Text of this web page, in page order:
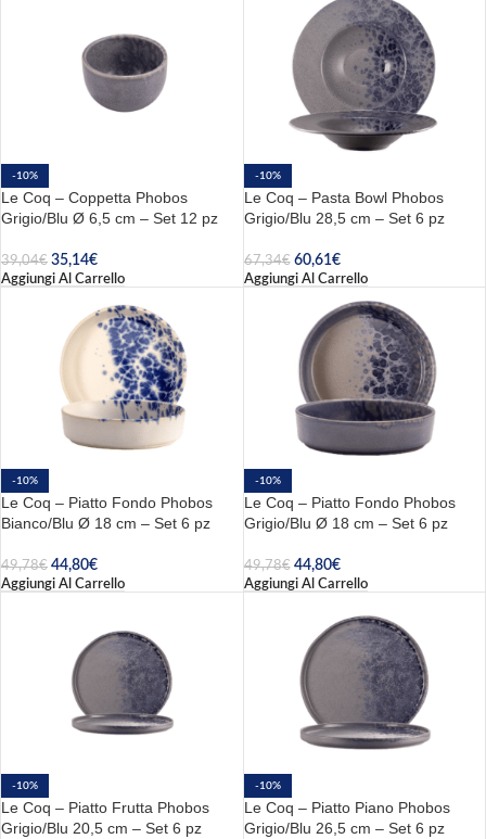
-10%
Le Coq – Coppetta Phobos
Grigio/Blu Ø 6,5 cm – Set 12 pz
39,04€ 35,14€
Aggiungi Al Carrello
-10%
Le Coq – Pasta Bowl Phobos
Grigio/Blu 28,5 cm – Set 6 pz
67,34€ 60,61€
Aggiungi Al Carrello
-10%
Le Coq – Piatto Fondo Phobos
Bianco/Blu Ø 18 cm – Set 6 pz
49,78€ 44,80€
Aggiungi Al Carrello
-10%
Le Coq – Piatto Fondo Phobos
Grigio/Blu Ø 18 cm – Set 6 pz
49,78€ 44,80€
Aggiungi Al Carrello
-10%
Le Coq – Piatto Frutta Phobos
Grigio/Blu 20,5 cm – Set 6 pz
-10%
Le Coq – Piatto Piano Phobos
Grigio/Blu 26,5 cm – Set 6 pz